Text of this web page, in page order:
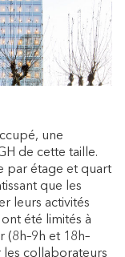
une
de cette taille.
par étage et quart
que les
leurs activités
été limités à
et 18h–
les collaborateurs